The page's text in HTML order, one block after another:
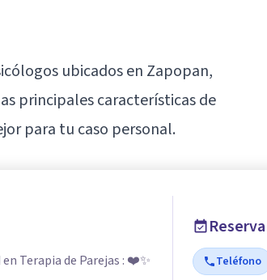
ubicados en Zapopan,
principales características de
para tu caso personal.
Terapia de Parejas : ❤️✨
Teléfono